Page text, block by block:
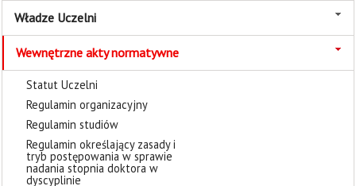
Władze Uczelni
Wewnętrzne akty normatywne
Statut Uczelni
Regulamin organizacyjny
Regulamin studiów
Regulamin określający zasady i
tryb postępowania w sprawie
nadania stopnia doktora w
dyscyplinie